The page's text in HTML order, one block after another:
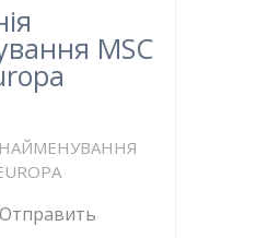
MSC
Отправить